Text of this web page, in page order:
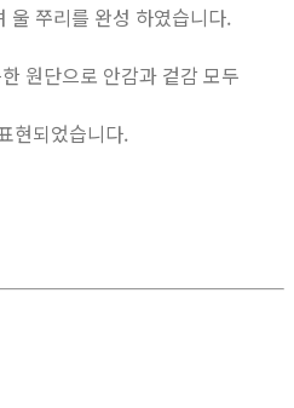
울 쭈리를 완성 하였습니다.
원단으로 안감과 겉감 모두
현되었습니다.